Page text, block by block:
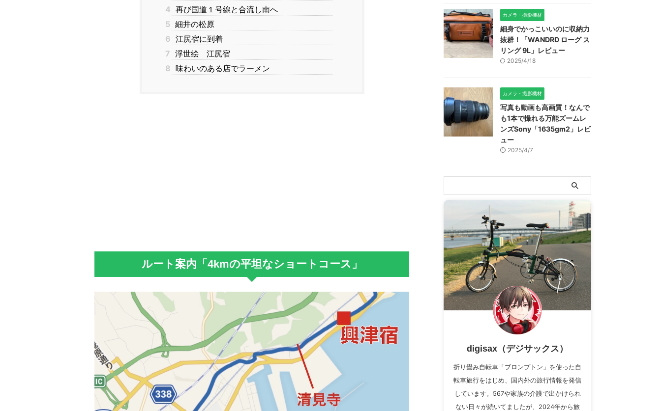
4 再び国道１号線と合流し南へ
5 細井の松原
6 江尻宿に到着
7 浮世絵 江尻宿
8 味わいのある店でラーメン
ルート案内「4kmの平坦なショートコース」
カメラ・撮影機材
細身でかっこいいのに収納力
抜群！「WANDRD ローグ ス
リング 9L」レビュー
2025/4/18
カメラ・撮影機材
写真も動画も高画質！なんで
も1本で撮れる万能ズームレ
ンズSony「1635gm2」レビ
ュー
2025/4/7
digisax（デジサックス）
折り畳み自転車「ブロンプトン」を使った自
転車旅行をはじめ、国内外の旅行情報を発信
しています。567や家族の介護で出かけられ
ない日々が続いてましたが、2024年から旅